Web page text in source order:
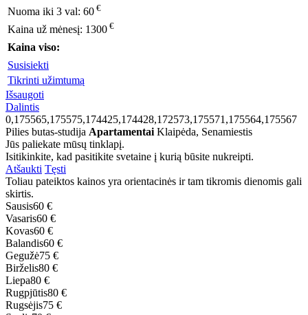
Nuoma iki 3 val: 60 €
Kaina už mėnesį: 1300 €
Kaina viso:
Susisiekti
Tikrinti užimtumą
Išsaugoti
Dalintis
0,175565,175575,174425,174428,172573,175571,175564,175567
Pilies butas-studija Apartamentai Klaipėda, Senamiestis
Jūs paliekate mūsų tinklapį.
Isitikinkite, kad pasitikite svetaine į kurią būsite nukreipti.
Atšaukti Tęsti
Toliau pateiktos kainos yra orientacinės ir tam tikromis dienomis gali
skirtis.
Sausis60 €
Vasaris60 €
Kovas60 €
Balandis60 €
Gegužė75 €
Birželis80 €
Liepa80 €
Rugpjūtis80 €
Rugsėjis75 €